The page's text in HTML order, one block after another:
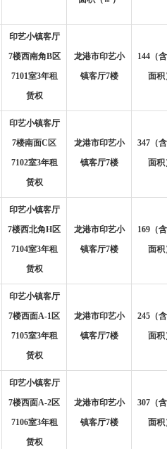
印艺小镇客厅
7楼西南角B区
7101室3年租
赁权
龙港市印艺小
镇客厅7楼
144（
面积
印艺小镇客厅
7楼南面C区
7102室3年租
赁权
龙港市印艺小
镇客厅7楼
347（
面积
印艺小镇客厅
7楼西北角H区
7104室3年租
赁权
龙港市印艺小
镇客厅7楼
169（
面积
印艺小镇客厅
7楼西面A-1区
7105室3年租
赁权
龙港市印艺小
镇客厅7楼
245（
面积
印艺小镇客厅
7楼西面A-2区
7106室3年租
赁权
龙港市印艺小
镇客厅7楼
307（
面积